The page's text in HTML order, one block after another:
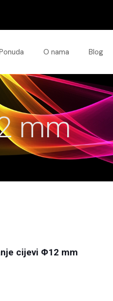
O nama Blog
mm
cijevi Φ12 mm